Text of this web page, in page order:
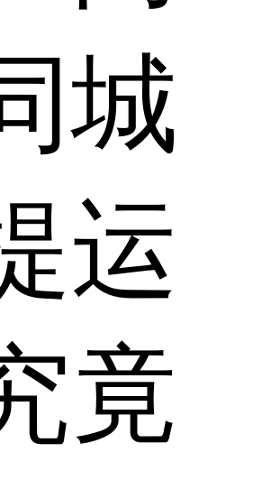
城
运
竟